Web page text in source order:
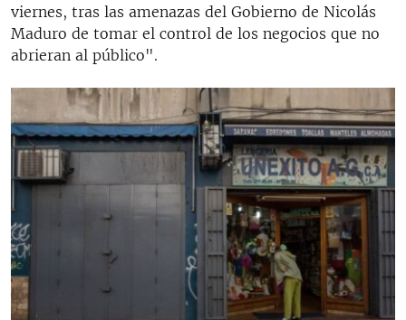
viernes, tras las amenazas del Gobierno de Nicolás
Maduro de tomar el control de los negocios que no
abrieran al público".